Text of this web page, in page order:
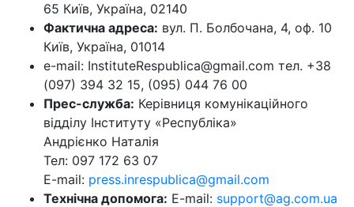
65 Київ, Україна, 02140
Фактична адреса: вул. П. Болбочана, 4, оф. 10
Київ, Україна, 01014
e-mail: InstituteRespublica@gmail.com тел. +38
(097) 394 32 15, (095) 044 76 00
Прес-служба: Керівниця комунікаційного
відділу Інституту «Республіка»
Андрієнко Наталія
Тел: 097 172 63 07
E-mail: press.inrespublica@gmail.com
Технічна допомога: E-mail: support@ag.com.ua